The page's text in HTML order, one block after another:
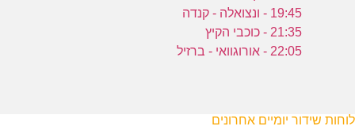
19:45 - ונצואלה - קנדה
21:35 - כוכבי הקיץ
22:05 - אורוגוואי - ברזיל
לוחות שידור יומיים אחרונים